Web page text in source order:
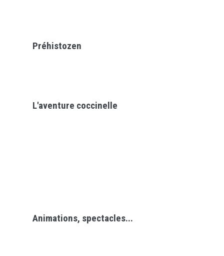
Préhistozen
L'aventure coccinelle
Animations, spectacles...